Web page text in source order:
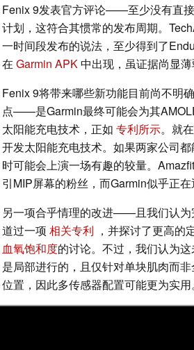
Fenix 9发表官方评论——至少没有直
计划，这符合其惯常的发布周期。
一时间段发布的说法，至少得到了
在 Garmin APK中出现，虽证据尚显
Fenix 9将带来哪些新功能目前尚不
点——是Garmin最终可能会为其
太阳能充电技术，正如 专利所示。就
开发太阳能充电技术。如果两家公司
时可能会上演一场有趣的较量。
引MIP屏幕的粉丝，而Garmin似乎正
另一项合乎情理的改进——且我们认
道过一项 相关专利 ，并探讨了更高的
血氧饱和度的讨论。不过，我们认为
是局部进行的，且仅针对单块肌肉而
位置，因此多传感器配置可能更为实用